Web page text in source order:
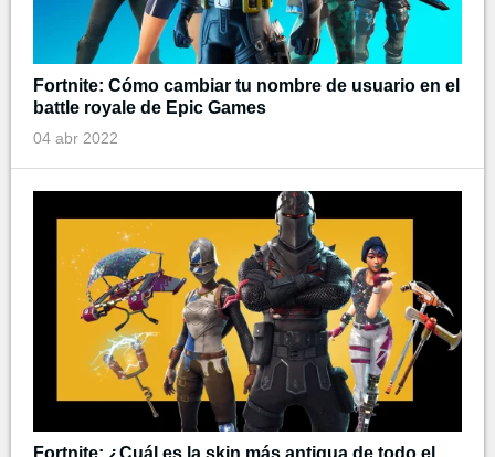
Fortnite: Cómo cambiar tu nombre de usuario en el
battle royale de Epic Games
04 abr 2022